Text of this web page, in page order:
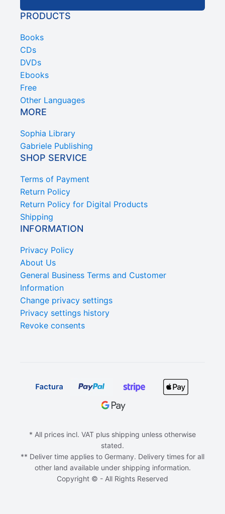
PRODUCTS
Books
CDs
DVDs
Ebooks
Free
Other Languages
MORE
Sophia Library
Gabriele Publishing
SHOP SERVICE
Terms of Payment
Return Policy
Return Policy for Digital Products
Shipping
INFORMATION
Privacy Policy
About Us
General Business Terms and Customer
Information
Change privacy settings
Privacy settings history
Revoke consents
* All prices incl. VAT plus shipping unless otherwise
stated.
** Deliver time applies to Germany. Delivery times for all
other land available under shipping information.
Copyright © - All Rights Reserved